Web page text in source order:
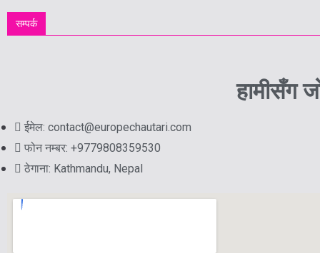
सम्पर्क
हामीसँग
ईमेल: contact@europechautari.com
फोन नम्बर: +9779808359530
ठेगाना: Kathmandu, Nepal